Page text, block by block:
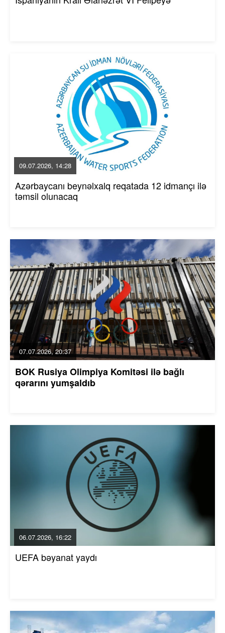
09.07.2026, 14:28
Azərbaycanı beynəlxalq reqatada 12 idmançı ilə
təmsil olunacaq
07.07.2026, 20:37
BOK Rusiya Olimpiya Komitəsi ilə bağlı
qərarını yumşaldıb
06.07.2026, 16:22
UEFA bəyanat yaydı